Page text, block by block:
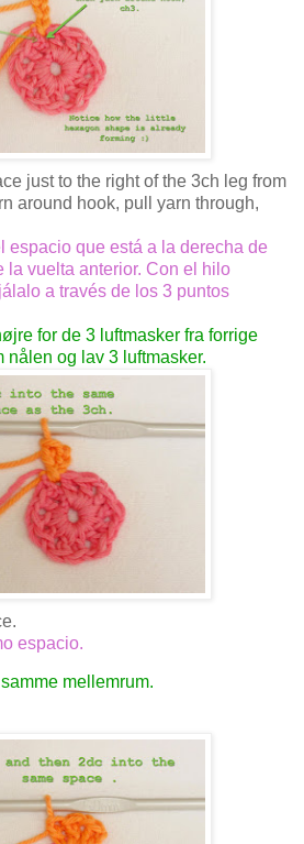
just to the right of the 3ch leg from
around hook, pull yarn through,
espacio que está a la derecha de
la vuelta anterior. Con el hilo
jálalo a través de los 3 puntos
for de 3 luftmasker fra forrige
nålen og lav 3 luftmasker.
espacio.
mellemrum.